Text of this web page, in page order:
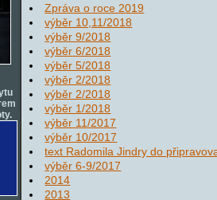
Zpráva o roce 2019
výběr 10,11/2018
výběr 9/2018
výběr 6/2018
výběr 5/2018
výběr 2/2018
výběr 2/2018
výběr 1/2018
výběr 11/2017
výběr 10/2017
text Radomila Jindry do
výběr 6-9/2017
2014
2013